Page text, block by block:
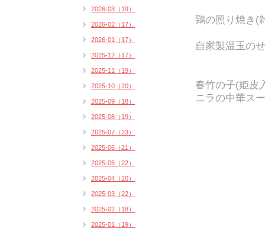
鶏の照り焼き(
自家製温玉の
春竹の子(姫皮
ニラの中華ス
2026-03（19）
2026-02（17）
2026-01（17）
2025-12（17）
2025-11（19）
2025-10（20）
2025-09（18）
2025-08（19）
2025-07（23）
2025-06（21）
2025-05（22）
2025-04（20）
2025-03（22）
2025-02（18）
2025-01（19）